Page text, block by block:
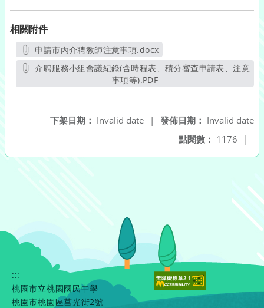
相關附件
申請市內介聘教師注意事項.docx
另開新視窗
介聘服務小組會議紀錄(含時程表、積分審查申請表、注意
事項等).PDF
發佈日期： Invalid date
下架日期： Invalid date
|
點閱數： 1176 |
:::
桃園市立桃園國民中學
桃園市桃園區莒光街2號